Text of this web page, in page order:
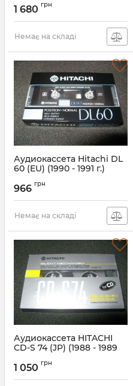
1 680 грн
Немає на складі
Аудиокассета Hitachi DL
60 (EU) (1990 - 1991 г.)
966 грн
Немає на складі
Аудиокассета HITACHI
CD-S 74 (JP) (1988 - 1989
1 050 грн